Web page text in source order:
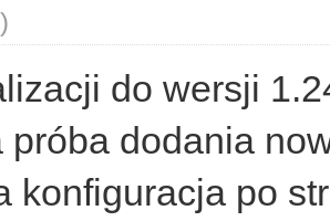
do wersji
próba dodania
konfiguracja po